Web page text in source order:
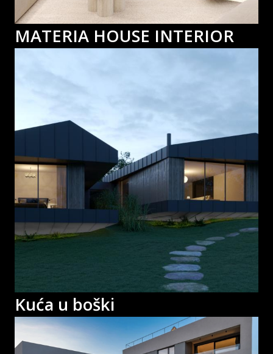
MATERIA HOUSE INTERIOR
Kuća u boški